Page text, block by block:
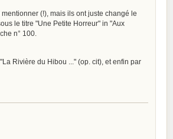
(!), mais ils ont juste changé le
le titre "Une Petite Horreur" in "Aux
n° 100.
Rivière du Hibou ..." (op. cit), et enfin par